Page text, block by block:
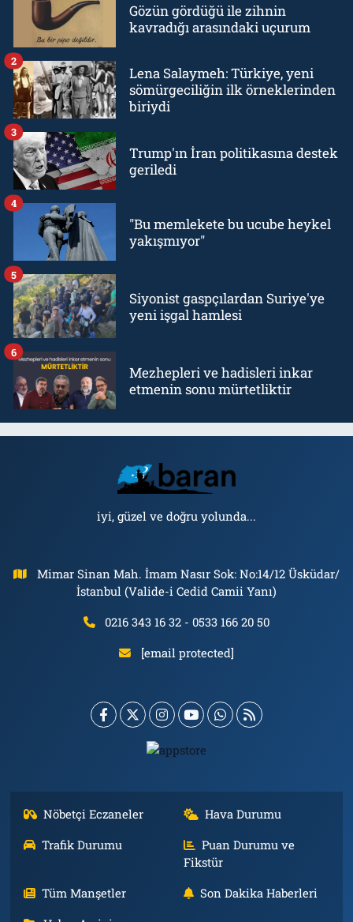
Gözün gördüğü ile zihnin
kavradığı arasındaki uçurum
Lena Salaymeh: Türkiye, yeni
sömürgeciliğin ilk örneklerinden
biriydi
2
Trump'ın İran politikasına destek
geriledi
3
"Bu memlekete bu ucube heykel
yakışmıyor"
4
Siyonist gaspçılardan Suriye'ye
yeni işgal hamlesi
5
Mezhepleri ve hadisleri inkar
etmenin sonu mürtetliktir
6
iyi, güzel ve doğru yolunda...
Mimar Sinan Mah. İmam Nasır Sok: No:14/12 Üsküdar/
İstanbul (Valide-i Cedid Camii Yanı)
0216 343 16 32 - 0533 166 20 50
[email protected]
Nöbetçi Eczaneler
Hava Durumu
Trafik Durumu
Puan Durumu ve
Fikstür
Tüm Manşetler
Son Dakika Haberleri